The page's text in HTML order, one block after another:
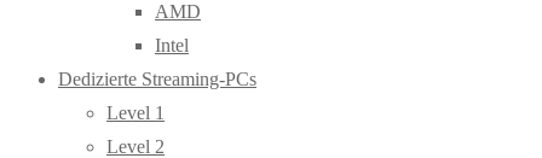
AMD
Intel
Dedizierte Streaming-PCs
Level 1
Level 2